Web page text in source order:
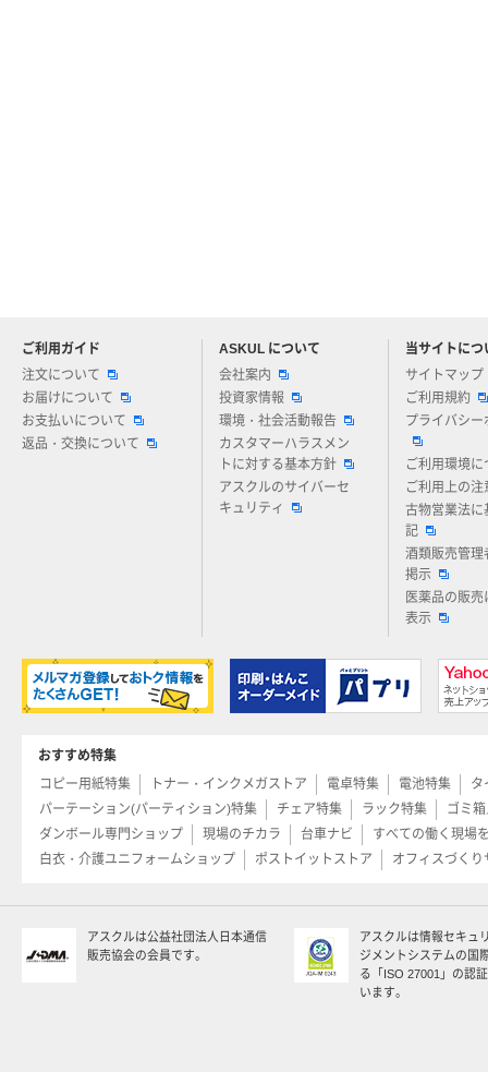
ご利用ガイド
注文について
お届けについて
お支払いについて
返品・交換について
ASKUL について
会社案内
投資家情報
環境・社会活動報告
カスタマーハラスメン
トに対する基本方針
アスクルのサイバーセ
キュリティ
当サイトにつ
サイトマップ
ご利用規約
プライバシー
ご利用環境に
ご利用上の注
古物営業法に
記
酒類販売管理
掲示
医薬品の販売
表示
アスクルについてお気軽にご質問ください
おすすめ特集
コピー用紙特集
トナー・インクメガストア 電卓特集 電池特集
タ
パーテーション(パーティション)特集
チェア特集 ラック特集
ゴミ
ダンボール専門ショップ
現場のチカラ 台車ナビ
すべての働く現場
白衣・介護ユニフォームショップ
ポストイットストア オフィスづくり
アスクルは公益社団法人日本通信
販売協会の会員です。
アスクルは情報セキュ
ジメントシステムの国
る「ISO 27001」の認
います。